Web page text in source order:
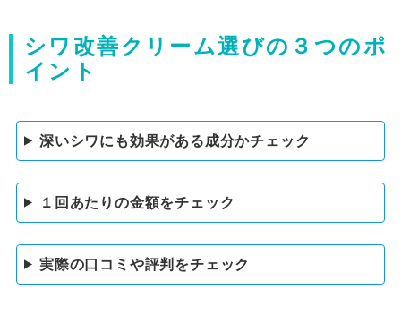
シワ改善クリーム選びの３つのポ
イント
深いシワにも効果がある成分かチェック
１回あたりの金額をチェック
実際の口コミや評判をチェック